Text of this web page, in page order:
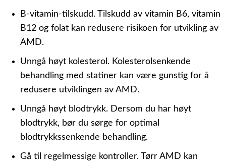
B-vitamin-tilskudd. Tilskudd av vitamin B6, vitamin
B12 og folat kan redusere risikoen for utvikling av
AMD.
Unngå høyt kolesterol. Kolesterolsenkende
behandling med statiner kan være gunstig for å
redusere utviklingen av AMD.
Unngå høyt blodtrykk. Dersom du har høyt
blodtrykk, bør du sørge for optimal
blodtrykkssenkende behandling.
Gå til regelmessige kontroller. Tørr AMD kan